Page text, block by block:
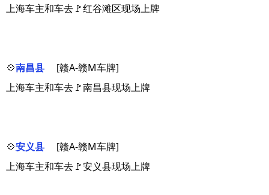
上海车主和车去🚩红谷滩区现场上牌
💠南昌县
[赣A-赣M车牌]
上海车主和车去🚩南昌县现场上牌
💠安义县
[赣A-赣M车牌]
上海车主和车去🚩安义县现场上牌